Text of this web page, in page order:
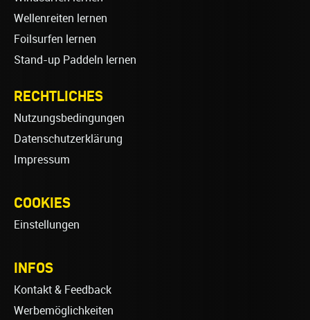
Wellenreiten lernen
Foilsurfen lernen
Stand-up Paddeln lernen
RECHTLICHES
Nutzungsbedingungen
Datenschutzerklärung
Impressum
COOKIES
Einstellungen
INFOS
Kontakt & Feedback
Werbemöglichkeiten